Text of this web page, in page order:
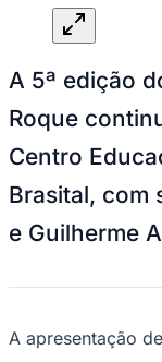
Goiás
A 5ª edição
Roque
Centro
Brasital, com
e Guilherme
A apresentação